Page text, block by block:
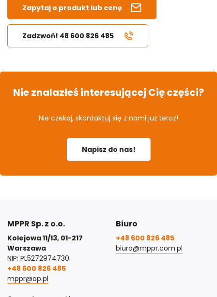
Zapytaj o produkt lub cenę
Zadzwoń! 48 600 826 485
Nie znalazłeś interesującej Cię części?
Nie czekaj, skontaktuj się z nami już teraz!
Napisz do nas!
MPPR Sp. z o.o.
Kolejowa 11/13, 01-217
Warszawa
NIP: PL5272974730
+48 600 826 485
mppr@op.pl
Biuro
+48 600 826 485
biuro@mppr.com.pl